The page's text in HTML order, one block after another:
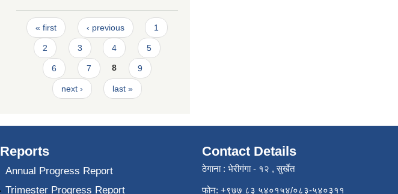
Pages
« first ‹ previous 1
2 3 4 5
6 7 8 9
next › last »
Reports
Annual Progress Report
Trimester Progress Report
Contact Details
ठेगाना : भेरीगंगा - १२ , सुर्खेत
फोन: +९७७ ८३ ५४०१५४/०८३-५४०३११